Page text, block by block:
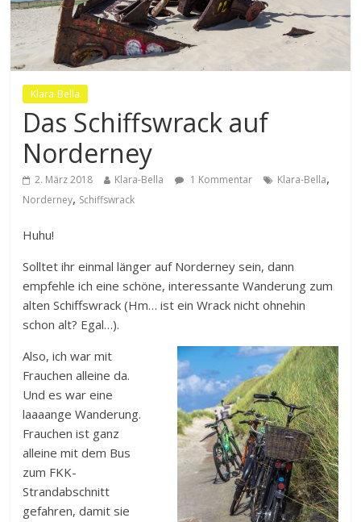
Klara-Bella
Das Schiffswrack auf
Norderney
2. März 2018 Klara-Bella 1 Kommentar Klara-Bella,
Norderney, Schiffswrack
Huhu!
Solltet ihr einmal länger auf Norderney sein, dann
empfehle ich eine schöne, interessante Wanderung zum
alten Schiffswrack (Hm… ist ein Wrack nicht ohnehin
schon alt? Egal…).
Also, ich war mit
Frauchen alleine da.
Und es war eine
laaaange Wanderung.
Frauchen ist ganz
alleine mit dem Bus
zum FKK-
Strandabschnitt
gefahren, damit sie